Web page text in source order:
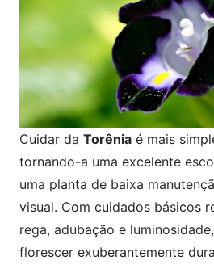
Cuidar da Torênia é mais
tornando-a uma excelente
uma planta de baixa
visual. Com cuidados básicos
rega, adubação e
florescer exuberantemente